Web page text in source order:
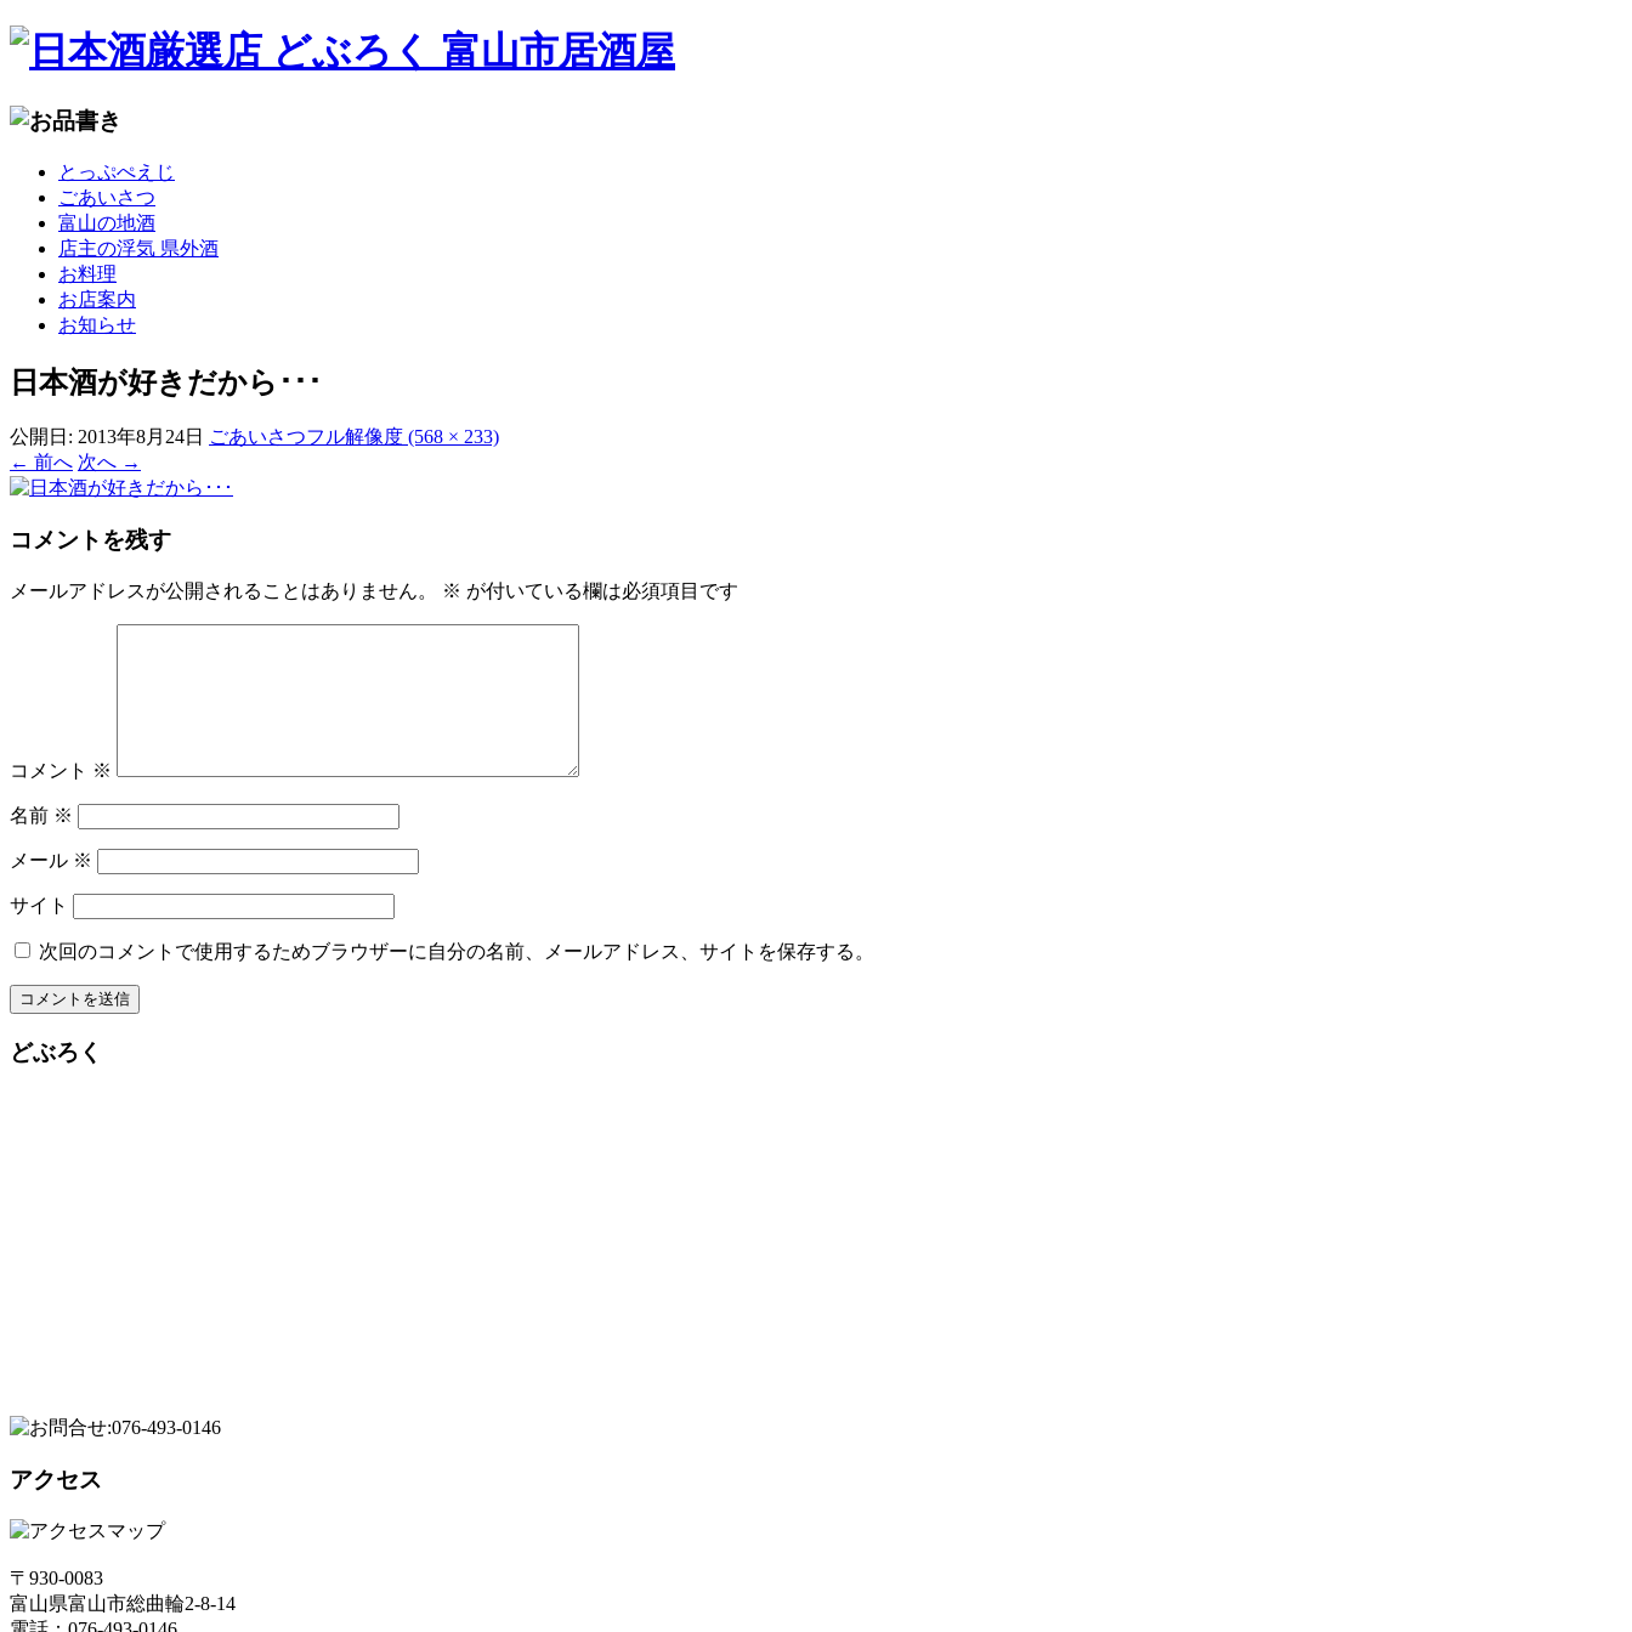
とっぷぺえじ
ごあいさつ
富山の地酒
店主の浮気 県外酒
お料理
お店案内
お知らせ
日本酒が好きだから･･･
公開日: 2013年8月24日 ごあいさつフル解像度 (568 × 233)
← 前へ 次へ →
コメントを残す
メールアドレスが公開されることはありません。 ※ が付いている欄は必須項目です
コメント ※
名前 ※
メール ※
サイト
次回のコメントで使用するためブラウザーに自分の名前、メールアドレス、サイトを保存する。
どぶろく
アクセス
〒930-0083
富山県富山市総曲輪2-8-14